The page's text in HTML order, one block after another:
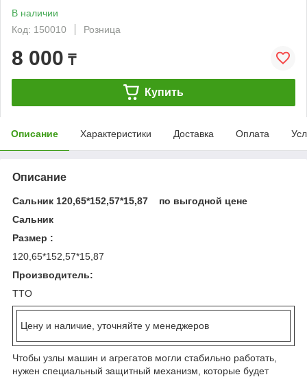
В наличии
Код: 150010
Розница
8 000 ₸
Купить
Описание Характеристики Доставка Оплата
Описание
Сальник 120,65*152,57*15,87 по выгодной цене
Сальник
Размер :
120,65*152,57*15,87
Производитель:
TTO
Цену и наличие, уточняйте у менеджеров
Чтобы узлы машин и агрегатов могли стабильно работать,
нужен специальный защитный механизм, которые будет